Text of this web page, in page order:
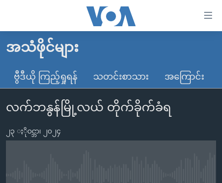
လွယ်ကူ
သည့်
များ
ပင်မ
မူလစာမျက်နှာ
မြန်မာ
ကမ္ဘာ့သတင်းများ
နိုင်ငံတကာ
တရုတ်
ဗွီဒီယို
ရပ်ဝန်းတခု လမ်းတခု အလွန်
အသံဖိုင်များ
ဗွီဒီယို ကြည့်ရှုရန် သတင်းစာသား အကြောင်း
လက်ဘနွန်မြို့လယ် တိုက်ခိုက်ခံရ
၂၃ ႏိုဝင္ဘာ၊ ၂၀၂၄